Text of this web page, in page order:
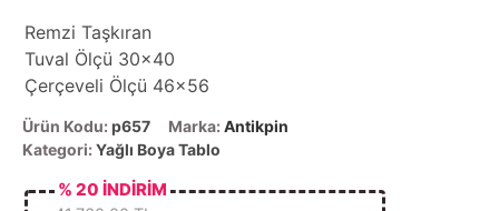
Remzi Taşkıran
Tuval Ölçü 30x40
Çerçeveli Ölçü 46x56
Ürün Kodu: p657 Marka: Antikpin
Kategori: Yağlı Boya Tablo
% 20 İNDİRİM